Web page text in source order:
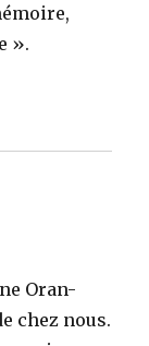
».
Oran-
chez nous.